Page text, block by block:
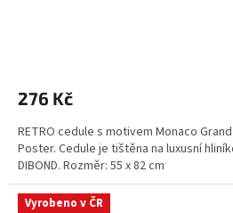
276 Kč
RETRO cedule s motivem Monaco
Poster. Cedule je tištěna na luxusní
DIBOND. Rozměr: 55 x 82 cm
Vyrobeno v ČR